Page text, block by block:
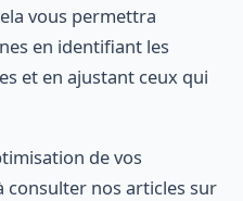
vous permettra
en identifiant les
et en ajustant ceux qui
de vos
consulter nos articles sur